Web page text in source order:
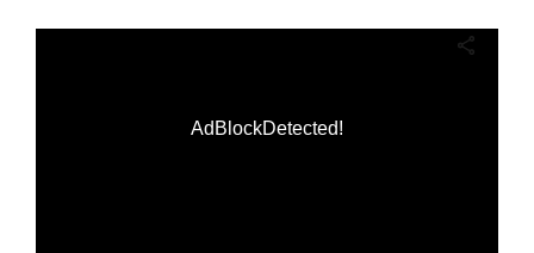
AdBlockDetected!